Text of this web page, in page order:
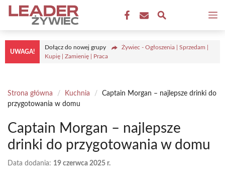
Przejdź
treści
UWAGA!
Dołącz do nowej grupy
Żywiec - Ogłoszenia | Sprzedam |
Kupię | Zamienię | Praca
Strona główna / Kuchnia /
Captain Morgan – najlepsze drinki do
przygotowania w domu
Captain Morgan – najlepsze
drinki do przygotowania w domu
Data dodania: 19 czerwca 2025 r.